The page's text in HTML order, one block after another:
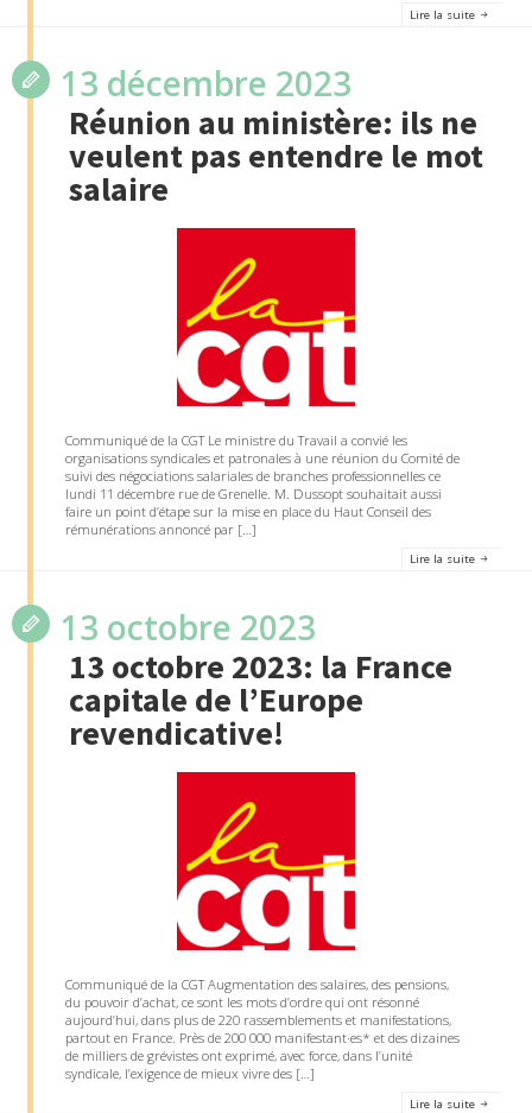
Lire la suite
13 décembre 2023
Réunion au ministère: ils ne
veulent pas entendre le mot
salaire
Communiqué de la CGT Le ministre du Travail a convié les
organisations syndicales et patronales à une réunion du Comité de
suivi des négociations salariales de branches professionnelles ce
lundi 11 décembre rue de Grenelle. M. Dussopt souhaitait aussi
faire un point d’étape sur la mise en place du Haut Conseil des
rémunérations annoncé par […]
Lire la suite
13 octobre 2023
13 octobre 2023: la France
capitale de l’Europe
revendicative!
Communiqué de la CGT Augmentation des salaires, des pensions,
du pouvoir d’achat, ce sont les mots d’ordre qui ont résonné
aujourd’hui, dans plus de 220 rassemblements et manifestations,
partout en France. Près de 200 000 manifestant·es* et des dizaines
de milliers de grévistes ont exprimé, avec force, dans l’unité
syndicale, l’exigence de mieux vivre des […]
Lire la suite